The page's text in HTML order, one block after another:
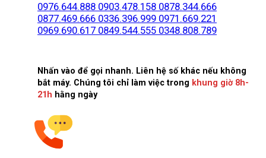
0976.644.888 0903.478.158 0878.344.666
0877.469.666 0336.396.999 0971.669.221
0969.690.617 0849.544.555 0348.808.789
Nhấn vào để gọi nhanh. Liên hệ số khác nếu không
bắt máy. Chúng tôi chỉ làm việc trong khung giờ 8h-
21h hằng ngày